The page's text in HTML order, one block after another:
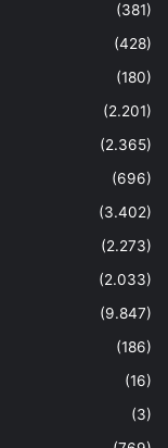
(381)
(428)
(180)
(2.201)
(2.365)
(696)
(3.402)
(2.273)
(2.033)
(9.847)
(186)
(16)
(3)